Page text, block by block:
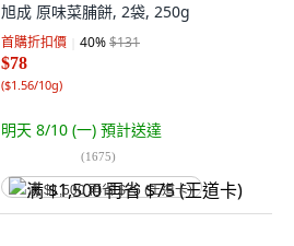
旭成 原味菜脯餅, 2袋, 250g
首購折扣價 40%$131
$78
($1.56/10g)
明天 8/10 (一) 預計送達
(1675)
满 $1,500 再省 $75 (王道卡)